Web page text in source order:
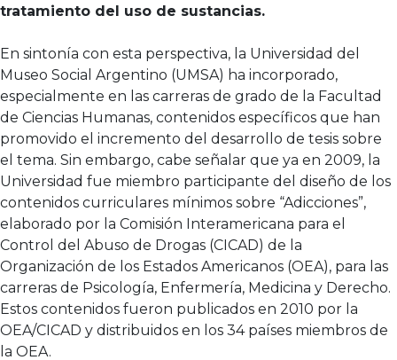
tratamiento del uso de sustancias.
En sintonía con esta perspectiva, la Universidad del
Museo Social Argentino (UMSA) ha incorporado,
especialmente en las carreras de grado de la Facultad
de Ciencias Humanas, contenidos específicos que han
promovido el incremento del desarrollo de tesis sobre
el tema. Sin embargo, cabe señalar que ya en 2009, la
Universidad fue miembro participante del diseño de los
contenidos curriculares mínimos sobre “Adicciones”,
elaborado por la Comisión Interamericana para el
Control del Abuso de Drogas (CICAD) de la
Organización de los Estados Americanos (OEA), para las
carreras de Psicología, Enfermería, Medicina y Derecho.
Estos contenidos fueron publicados en 2010 por la
OEA/CICAD y distribuidos en los 34 países miembros de
la OEA.